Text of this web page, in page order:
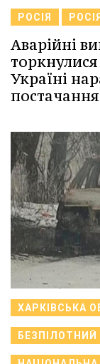
РОСІЯ
Аварійні
торкнулися
Україні
ХАРКІВСЬКА